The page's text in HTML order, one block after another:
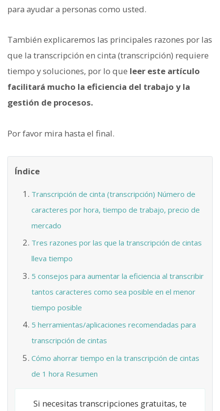
para ayudar a personas como usted.
También explicaremos las principales razones por las
que la transcripción en cinta (transcripción) requiere
tiempo y soluciones, por lo que leer este artículo
facilitará mucho la eficiencia del trabajo y la
gestión de procesos.
Por favor mira hasta el final.
Índice
Transcripción de cinta (transcripción) Número de
caracteres por hora, tiempo de trabajo, precio de
mercado
Tres razones por las que la transcripción de cintas
lleva tiempo
5 consejos para aumentar la eficiencia al transcribir
tantos caracteres como sea posible en el menor
tiempo posible
5 herramientas/aplicaciones recomendadas para
transcripción de cintas
Cómo ahorrar tiempo en la transcripción de cintas
de 1 hora Resumen
Si necesitas transcripciones gratuitas, te